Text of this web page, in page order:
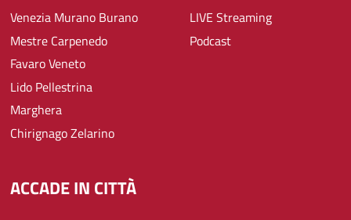
Venezia Murano Burano
Mestre Carpenedo
Favaro Veneto
Lido Pellestrina
Marghera
Chirignago Zelarino
LIVE Streaming
Podcast
ACCADE IN CITTÀ